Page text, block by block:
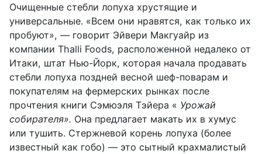
Очищенные стебли лопуха хрустящие и
универсальные. «Всем они нравятся, как только их
пробуют», — говорит Эйвери Макгуайр из
компании Thalli Foods, расположенной недалеко от
Итаки, штат Нью-Йорк, которая начала продавать
стебли лопуха поздней весной шеф-поварам и
покупателям на фермерских рынках после
прочтения книги Сэмюэля Тэйера « Урожай
собирателя». Она предлагает макать их в хумус
или тушить. Стержневой корень лопуха (более
известный как гобо) — это сытный крахмалистый